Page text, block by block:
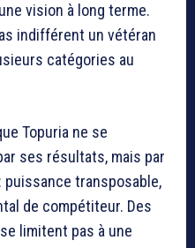
vision à long terme.
indifférent un vétéran
catégories au
Topuria ne se
ses résultats, mais par
puissance transposable,
de compétiteur. Des
limitent pas à une